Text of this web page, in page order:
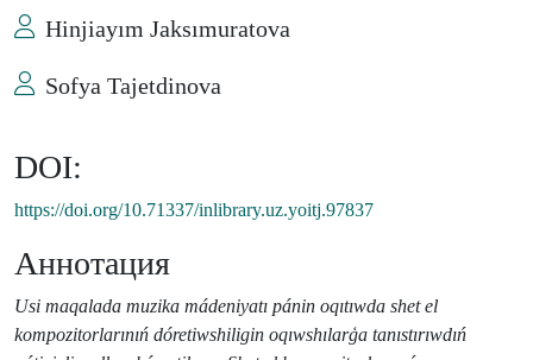
Hinjiayım Jaksımuratova
Sofya Tajetdinova
DOI:
https://doi.org/10.71337/inlibrary.uz.yoitj.97837
Аннотация
Usi maqalada muzika mádeniyatı pánin oqıtıwda shet el
kompozitorlarınıń dóretiwshiligin oqıwshılarģa tanıstırıwdıń